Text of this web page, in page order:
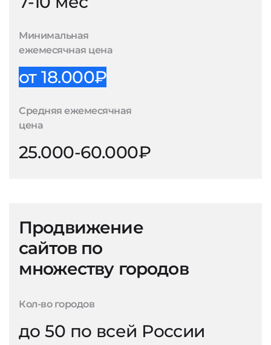
Минимальная
ежемесячная цена
от 18.000₽
Средняя ежемесячная
цена
25.000-60.000₽
Продвижение
сайтов по
множеству городов
Кол-во городов
до 50 по всей России